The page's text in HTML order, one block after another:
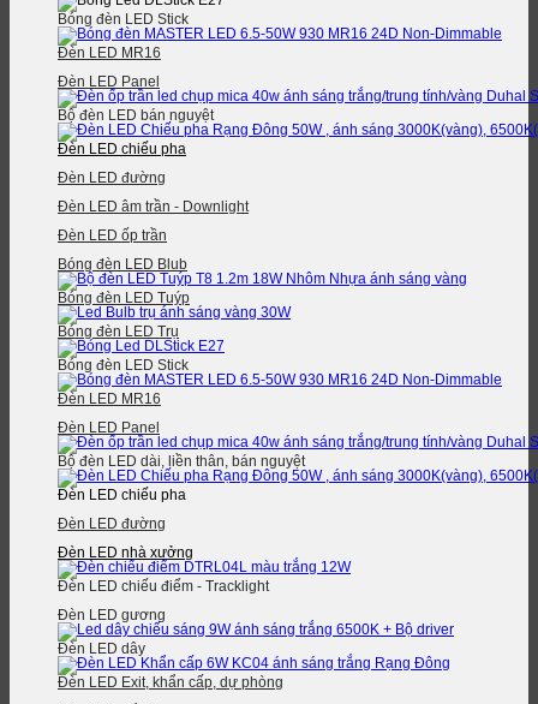
Bóng đèn LED Stick
Đèn LED MR16
Đèn LED Panel
Bộ đèn LED bán nguyệt
Đèn LED chiếu pha
Đèn LED đường
Đèn LED âm trần - Downlight
Đèn LED ốp trần
Bóng đèn LED Blub
Bóng đèn LED Tuýp
Bóng đèn LED Trụ
Bóng đèn LED Stick
Đèn LED MR16
Đèn LED Panel
Bộ đèn LED dài, liền thân, bán nguyệt
Đèn LED chiếu pha
Đèn LED đường
Đèn LED nhà xưởng
Đèn LED chiếu điểm - Tracklight
Đèn LED gương
Đèn LED dây
Đèn LED Exit, khẩn cấp, dự phòng